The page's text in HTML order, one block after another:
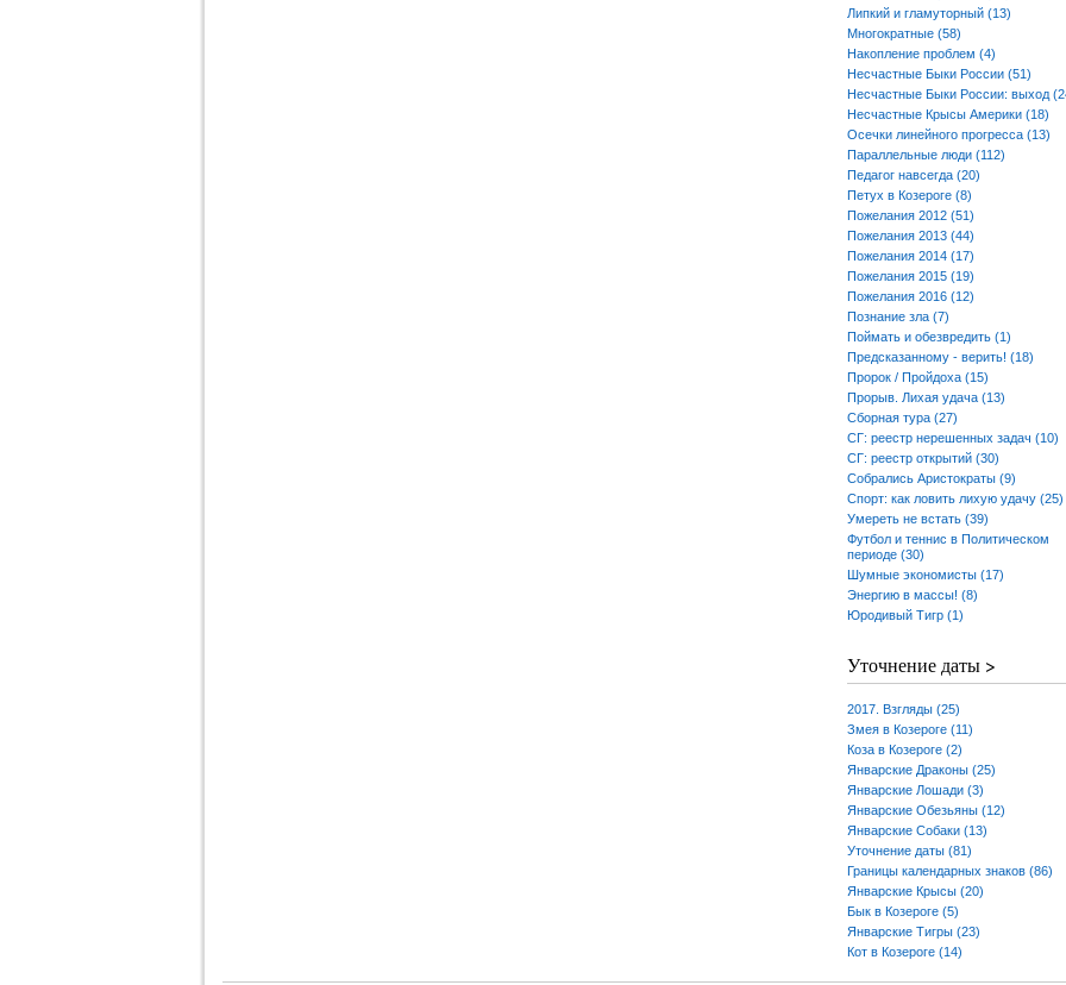
Липкий и гламуторный (13)
Многократные (58)
Накопление проблем (4)
Несчастные Быки России (51)
Несчастные Быки России: выход
Несчастные Крысы Америки (18)
Осечки линейного прогресса (13)
Параллельные люди (112)
Педагог навсегда (20)
Петух в Козероге (8)
Пожелания 2012 (51)
Пожелания 2013 (44)
Пожелания 2014 (17)
Пожелания 2015 (19)
Пожелания 2016 (12)
Познание зла (7)
Поймать и обезвредить (1)
Предсказанному - верить! (18)
Пророк / Пройдоха (15)
Прорыв. Лихая удача (13)
Сборная тура (27)
СГ: реестр нерешенных задач (10)
СГ: реестр открытий (30)
Собрались Аристократы (9)
Спорт: как ловить лихую удачу (25)
Умереть не встать (39)
Футбол и теннис в Политическом
периоде (30)
Шумные экономисты (17)
Энергию в массы! (8)
Юродивый Тигр (1)
Уточнение даты >
2017. Взгляды (25)
Змея в Козероге (11)
Коза в Козероге (2)
Январские Драконы (25)
Январские Лошади (3)
Январские Обезьяны (12)
Январские Собаки (13)
Уточнение даты (81)
Границы календарных знаков (86)
Январские Крысы (20)
Бык в Козероге (5)
Январские Тигры (23)
Кот в Козероге (14)